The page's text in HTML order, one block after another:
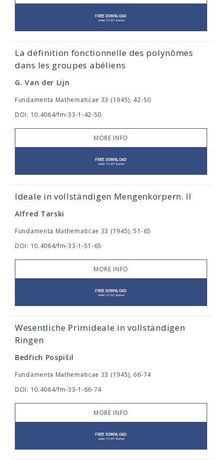
La définition fonctionnelle des polynômes
dans les groupes abéliens
G. Van der Lijn
Fundamenta Mathematicae 33 (1945), 42-50
DOI: 10.4064/fm-33-1-42-50
MORE INFO
Ideale in vollständigen Mengenkörpern. II
Alfred Tarski
Fundamenta Mathematicae 33 (1945), 51-65
DOI: 10.4064/fm-33-1-51-65
MORE INFO
Wesentliche Primideale in vollständigen
Ringen
Bedřich Pospišil
Fundamenta Mathematicae 33 (1945), 66-74
DOI: 10.4064/fm-33-1-66-74
MORE INFO